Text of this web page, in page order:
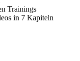
Trainings
in 7 Kapiteln